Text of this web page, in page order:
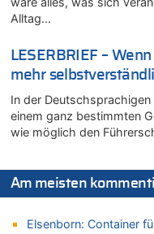
Teufel vorgestellt: „Ist
Zweite Hitzewelle in
07.08.2026 - 17:55 von
AS Eupen: „Keiner
07.08.2026 - 16:38 von
Wasserstand des
In Belgien missachten
Tempolimit in 30er-
In Belgien missachten
Alltag…
LESERBRIEF –
mehr
In der
einem ganz bestimmten
wie möglich den
Am meisten
Elsenborn: Container